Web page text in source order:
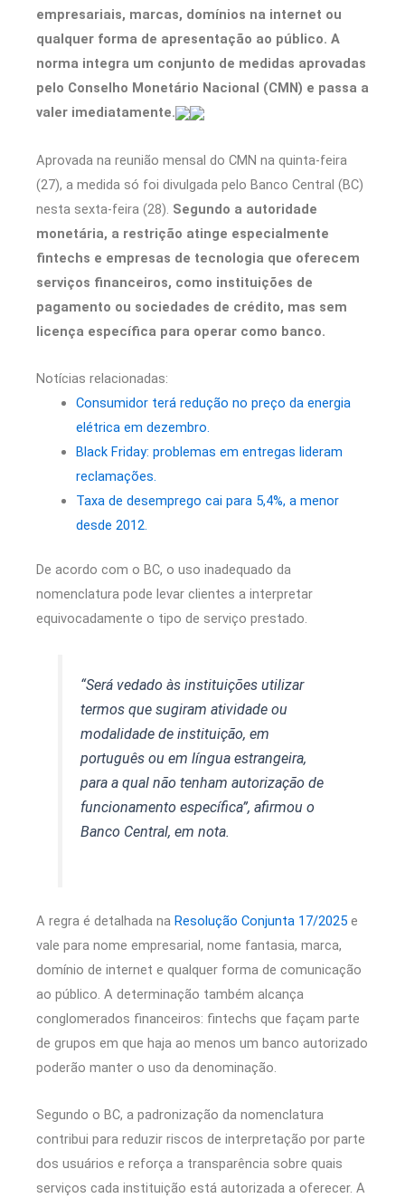
empresariais, marcas, domínios na internet ou
qualquer forma de apresentação ao público. A
norma integra um conjunto de medidas aprovadas
pelo Conselho Monetário Nacional (CMN) e passa a
valer imediatamente.
Aprovada na reunião mensal do CMN na quinta-feira
(27), a medida só foi divulgada pelo Banco Central (BC)
nesta sexta-feira (28). Segundo a autoridade
monetária, a restrição atinge especialmente
fintechs e empresas de tecnologia que oferecem
serviços financeiros, como instituições de
pagamento ou sociedades de crédito, mas sem
licença específica para operar como banco.
Notícias relacionadas:
Consumidor terá redução no preço da energia
elétrica em dezembro.
Black Friday: problemas em entregas lideram
reclamações.
Taxa de desemprego cai para 5,4%, a menor
desde 2012.
De acordo com o BC, o uso inadequado da
nomenclatura pode levar clientes a interpretar
equivocadamente o tipo de serviço prestado.
“Será vedado às instituições utilizar
termos que sugiram atividade ou
modalidade de instituição, em
português ou em língua estrangeira,
para a qual não tenham autorização de
funcionamento específica”, afirmou o
Banco Central, em nota.
A regra é detalhada na Resolução Conjunta 17/2025 e
vale para nome empresarial, nome fantasia, marca,
domínio de internet e qualquer forma de comunicação
ao público. A determinação também alcança
conglomerados financeiros: fintechs que façam parte
de grupos em que haja ao menos um banco autorizado
poderão manter o uso da denominação.
Segundo o BC, a padronização da nomenclatura
contribui para reduzir riscos de interpretação por parte
dos usuários e reforça a transparência sobre quais
serviços cada instituição está autorizada a oferecer. A